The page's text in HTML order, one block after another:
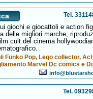
Tel.
giochi e giocattoli e action
delle migliori marche,
cult del cinema
Funko Pop, Lego collector,
Marvel Dc comics e
Tel.